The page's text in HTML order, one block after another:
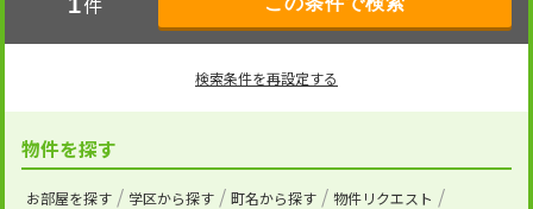
検索条件を再設定する
物件を探す
お部屋を探す 学区から探す 町名から探す
物件リクエスト